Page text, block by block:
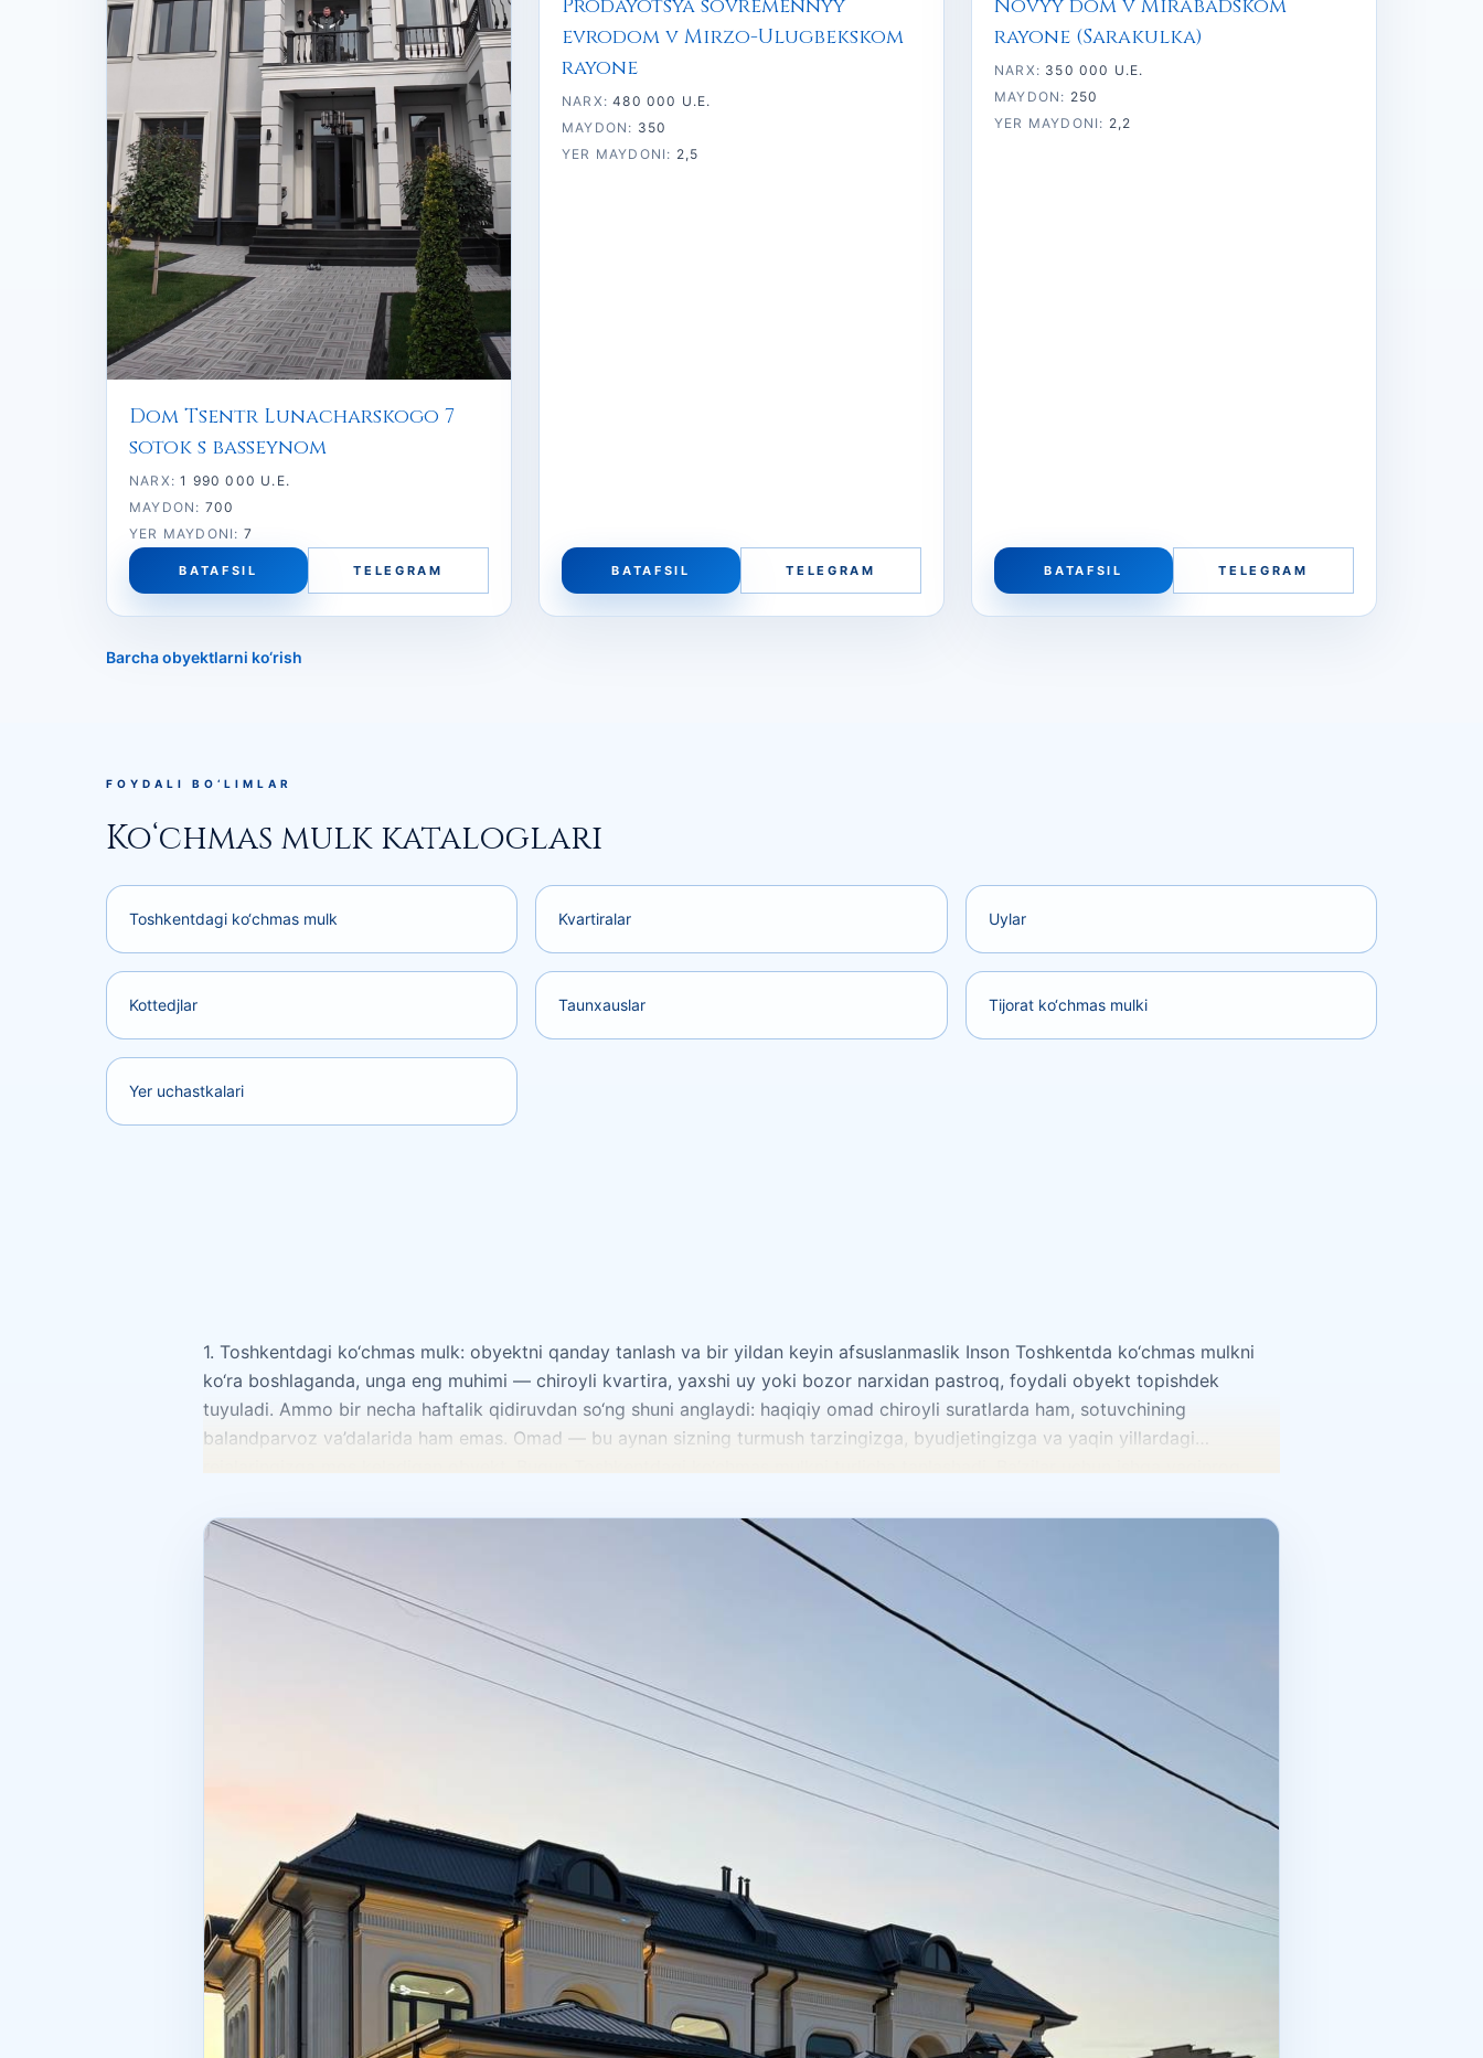
1. Toshkentdagi ko‘chmas mulk: obyektni qanday tanlash va bir yildan keyin afsuslanmaslik Inson Toshkentda ko‘chmas mulkni
ko‘ra boshlaganda, unga eng muhimi — chiroyli kvartira, yaxshi uy yoki bozor narxidan pastroq, foydali obyekt topishdek
tuyuladi. Ammo bir necha haftalik qidiruvdan so‘ng shuni anglaydi: haqiqiy omad chiroyli suratlarda ham, sotuvchining
balandparvoz va’dalarida ham emas. Omad — bu aynan sizning turmush tarzingizga, byudjetingizga va yaqin yillardagi
va xotirjamlik hissi. Kimdir kvartiraga investitsiya sifatida qaraydi, kimdir esa oila ko‘p yillar yashaydigan uy izlaydi. Shu sababli
aynan bir xil obyekt bir xaridor uchun ideal bo‘lishi, boshqasi uchun esa xato bo‘lishi mumkin. Xaridorlarda eng ko‘p uchraydigan
muammo shundaki, ular rasmga oshiq bo‘lib qolishadi va asosiy savollarni unutishadi. Bu yerda har kuni yashash qulaymi?
Hujjatlar qanchalik tushunarli? Yaqin atrofda do‘konlar, maktablar, transport, avtoturargoh bormi? Ertalab va kechqurun bu yerda
shovqin darajasi aslida qanday? Bir necha yildan keyin bu hudud bilan nima bo‘ladi? Toshkentdagi to‘g‘ri ko‘chmas mulk — bu
faqat devorlar va kvadrat metrlar emas. Bu yana hudud, qo‘shnilar, infratuzilma, likvidlik va bitimdan keyingi ishonch hissi hamdir.
Alohida masala — yuridik tozaligi. Sotib olishdan oldin sotuvchidan “hammasi joyida” degan gapni shunchaki eshitish emas, balki
buni hujjatlar bilan tasdiqlab olish muhim. O‘zbekistonda ko‘chmas mulkka bo‘lgan huquqlar davlat ro‘yxatidan o‘tkaziladi, kadastr
pasporti va davlat reyestri esa obyekt haqidagi ma’lumotlar hamda unga bo‘lgan huquqlarni tasdiqlashda asosiy rol o‘ynaydi.
Yana bir muhim jihat — hissiyotga berilib xarid qilmaslik. Ba’zan yaxshi obyekt tezda sotilib ketadi va xaridor imkoniyatni qo‘ldan
boy berishdan qo‘rqadi. Ammo ko‘chmas mulk masalalarida shoshqaloqlik deyarli har doim qimmatga tushadi. Tekshiruvga bir
necha kun ajratgan ma’qul, keyin esa hujjatlar, ta’mir, qo‘shnilar yoki noqulay lokatsiya bilan bog‘liq muammolarni oylar davomida
hal qilishga to‘g‘ri kelmaydi. Agar chuqurroq qarasak, Toshkentdagi ko‘chmas mulk — bu har doim bugungi istaklar bilan ertangi
foyda o‘rtasidagi tanlov. Chiroyli ta’mir eskirishi mumkin, ammo yaxshi joylashuv yillar davomida qadriyat bo‘lib qoladi. Katta
maydon qog‘ozda quvontirishi mumkin, lekin noqulay reja har kuni asabga tegadi. Past narx jozibador ko‘rinadi, ammo ba’zan
uning ortida butun «foyda»ni tezda yeb yuboradigan qo‘shimcha xarajatlar yashirin bo‘ladi. Xaridor uchun o‘ziga halol savollar
berish muhim. Men yashash uchun olamanmi yoki qayta sotish uchunmi? Men uchun maqom, qulaylik, daromadlilik yoki
sarmoyaning xavfsizligi qaysi biri muhimroq? Menga darhol ko‘chib kirsa bo‘ladigan obyekt kerakmi yoki ta’mirga sarmoya
kiritishga tayyormanmi? Bu savollarga javoblar mos kelmaydigan variantlarning yarmisini chetga chiqaradi va kuchni ancha
Dom Tsentr Lunacharskogo 7
sotok s basseynom
NARX:1 990 000 U.E.
MAYDON: 700
YER MAYDONI: 7
BATAFSIL TELEGRAM
Prodayotsya sovremennyy
evrodom v Mirzo-Ulugbekskom
rayone
NARX:480 000 U.E.
MAYDON: 350
YER MAYDONI: 2,5
BATAFSIL TELEGRAM
Novyy dom v Mirabadskom
rayone (Sarakulka)
NARX: 350 000 U.E.
MAYDON: 250
YER MAYDONI: 2,2
BATAFSIL TELEGRAM
Barcha obyektlarni ko‘rish
FOYDALI BO‘LIMLAR
Ko‘chmas mulk kataloglari
Toshkentdagi ko‘chmas mulk Kvartiralar Uylar
Kottedjlar Taunxauslar Tijorat ko‘chmas mulki
Yer uchastkalari